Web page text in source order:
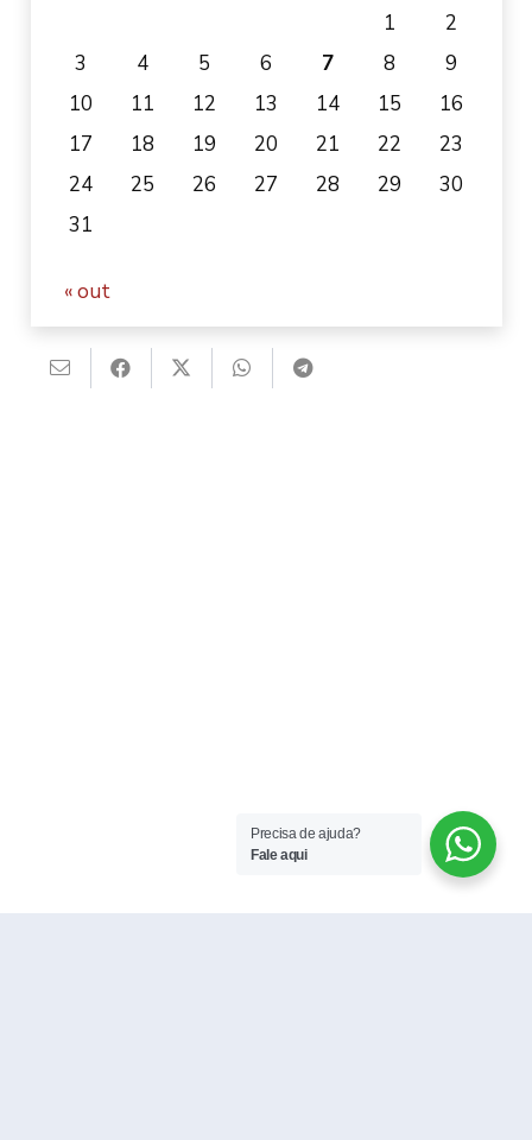
1
2
3
4 5 6 7 8
9
10
11 12 13 14 15
16
17
18 19 20 21 22
23
24
25 26 27 28 29
30
31
« out
Precisa de ajuda?
Fale aqui